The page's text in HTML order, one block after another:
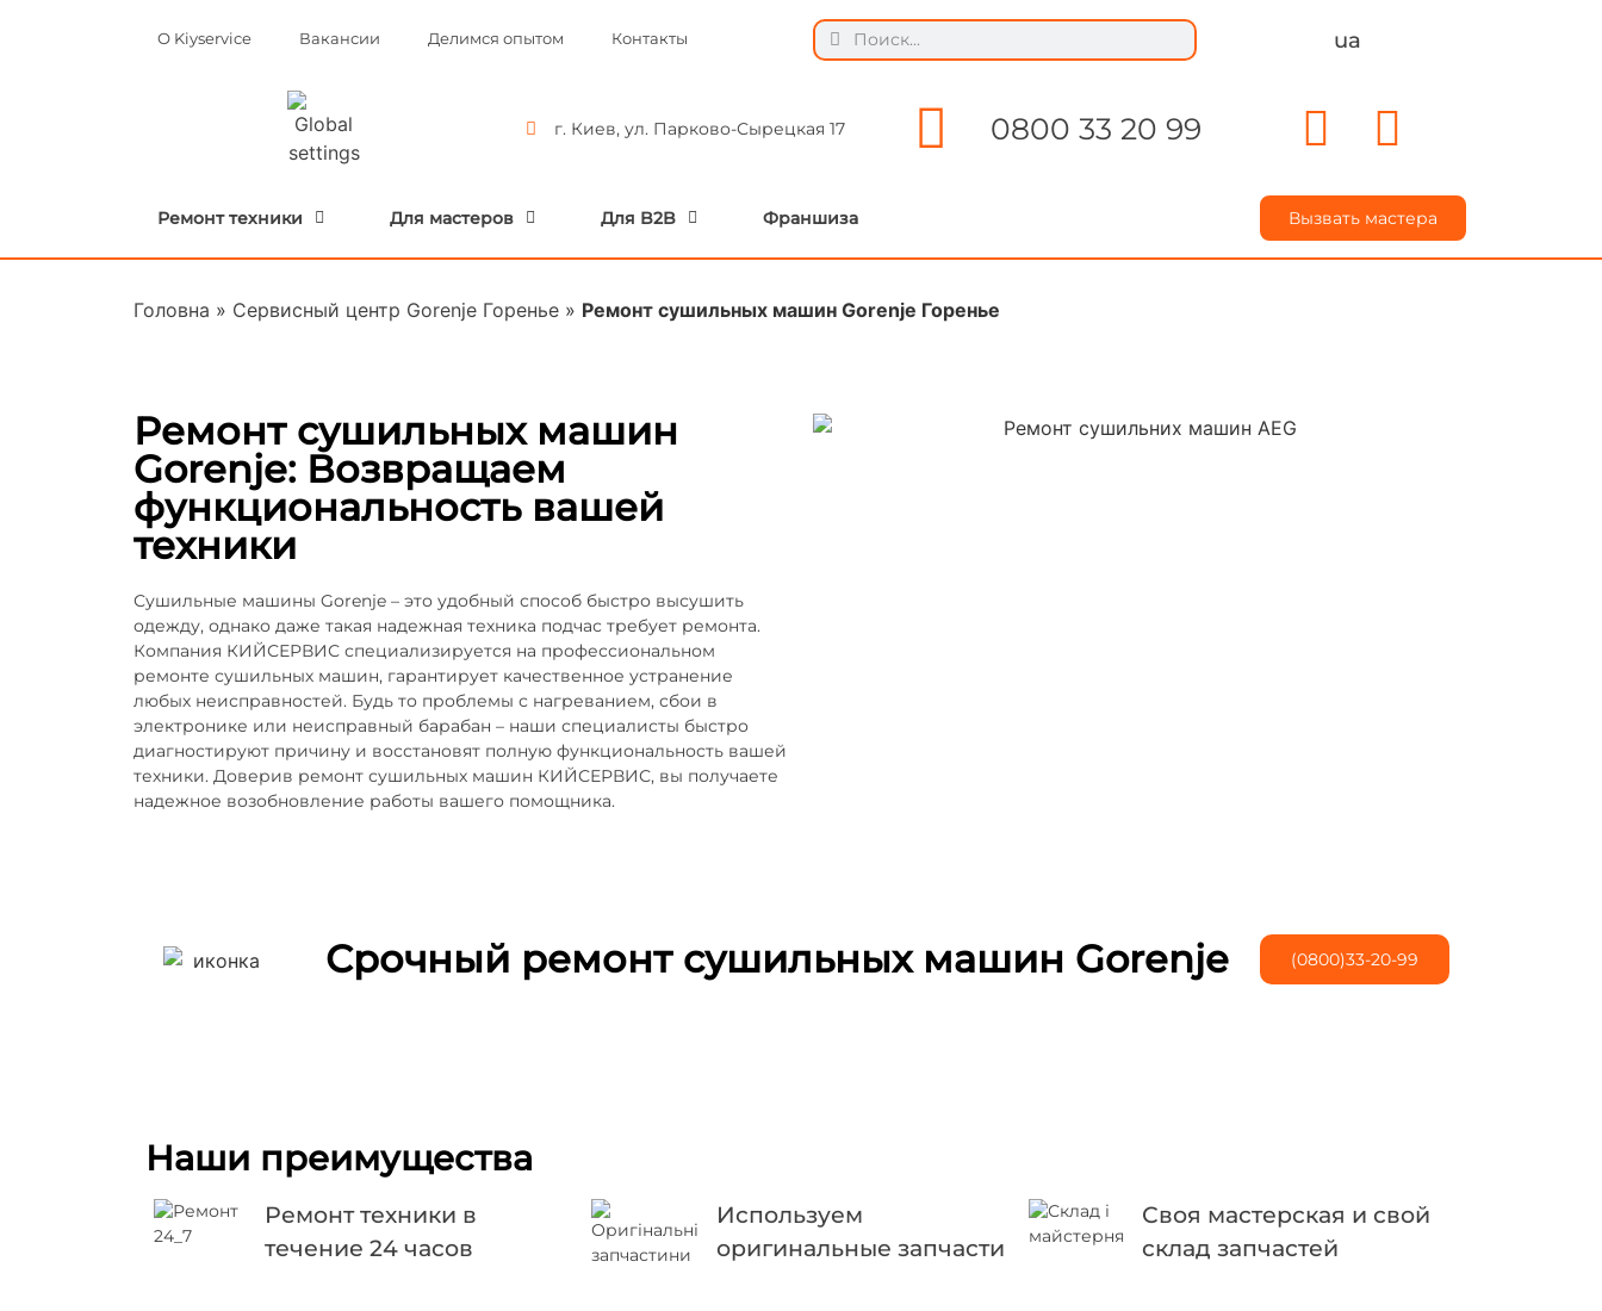
О Kiyservice Вакансии Делимся опытом Контакты ua
г. Киев, ул. Парково-Сырецкая 17 0800 33 20 99
Ремонт техники Для мастеров Для B2B Франшиза Вызвать мастера
Головна » Сервисный центр Gorenje Горенье » Ремонт сушильных машин Gorenje Горенье
Ремонт сушильных машин
Gorenje: Возвращаем
функциональность вашей
техники
Сушильные машины Gorenje – это удобный способ быстро высушить
одежду, однако даже такая надежная техника подчас требует ремонта.
Компания КИЙСЕРВИС специализируется на профессиональном
ремонте сушильных машин, гарантирует качественное устранение
любых неисправностей. Будь то проблемы с нагреванием, сбои в
электронике или неисправный барабан – наши специалисты быстро
диагностируют причину и восстановят полную функциональность вашей
техники. Доверив ремонт сушильных машин КИЙСЕРВИС, вы получаете
надежное возобновление работы вашего помощника.
Срочный ремонт сушильных машин Gorenje (0800)33-20-99
Наши преимущества
Ремонт техники в
течение 24 часов
Используем
оригинальные запчасти
Своя мастерская и свой
склад запчастей